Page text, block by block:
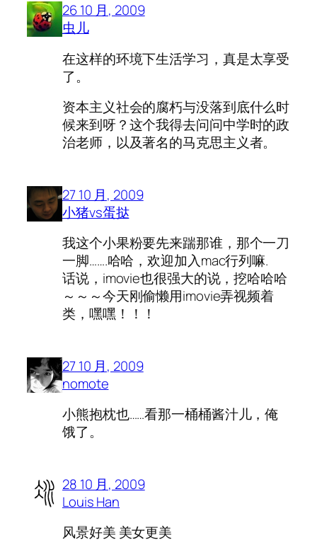
26 10 月, 2009
虫儿
在这样的环境下生活学习，真是太享受
了。
资本主义社会的腐朽与没落到底什么时
候来到呀？这个我得去问问中学时的政
治老师，以及著名的马克思主义者。
27 10 月, 2009
小猪vs蛋挞
我这个小果粉要先来踹那谁，那个一刀
一脚…….哈哈，欢迎加入mac行列嘛.
话说，imovie也很强大的说，挖哈哈哈
～～～今天刚偷懒用imovie弄视频着
类，嘿嘿！！！
27 10 月, 2009
nomote
小熊抱枕也……看那一桶桶酱汁儿，俺
饿了。
28 10 月, 2009
Louis Han
风景好美 美女更美